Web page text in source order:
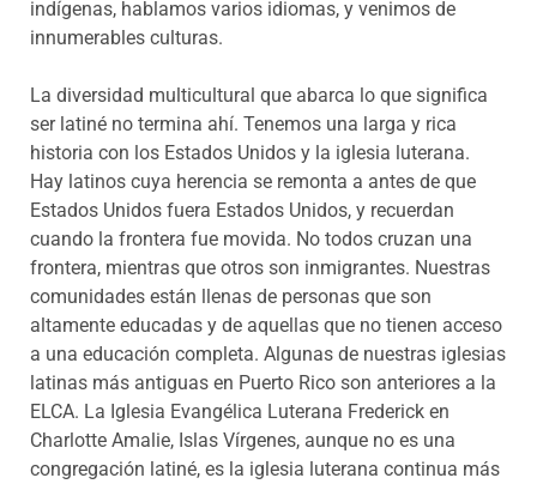
indígenas, hablamos varios idiomas, y venimos de
innumerables culturas.
La diversidad multicultural que abarca lo que significa
ser latiné no termina ahí. Tenemos una larga y rica
historia con los Estados Unidos y la iglesia luterana.
Hay latinos cuya herencia se remonta a antes de que
Estados Unidos fuera Estados Unidos, y recuerdan
cuando la frontera fue movida. No todos cruzan una
frontera, mientras que otros son inmigrantes. Nuestras
comunidades están llenas de personas que son
altamente educadas y de aquellas que no tienen acceso
a una educación completa. Algunas de nuestras iglesias
latinas más antiguas en Puerto Rico son anteriores a la
ELCA. La Iglesia Evangélica Luterana Frederick en
Charlotte Amalie, Islas Vírgenes, aunque no es una
congregación latiné, es la iglesia luterana continua más